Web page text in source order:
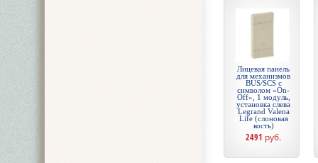
Лицевая панель
для механизмов
BUS/SCS с
символом «On-
Off», 1 модуль,
установка слева
Legrand Valena
Life (слоновая
кость)
2491 руб.